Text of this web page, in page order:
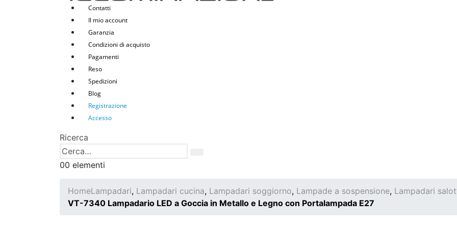
Contatti
Il mio account
Garanzia
Condizioni di acquisto
Pagamenti
Reso
Spedizioni
Blog
Registrazione
Accesso
Ricerca
00 elementi
HomeLampadari, Lampadari cucina, Lampadari soggiorno, Lampade a sospensione, Lampadari
VT-7340 Lampadario LED a Goccia in Metallo e Legno con Portalampada E27